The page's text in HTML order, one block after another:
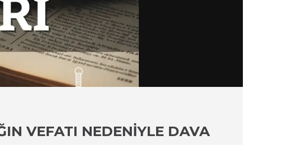
VEFATI NEDENIYLE DAVA